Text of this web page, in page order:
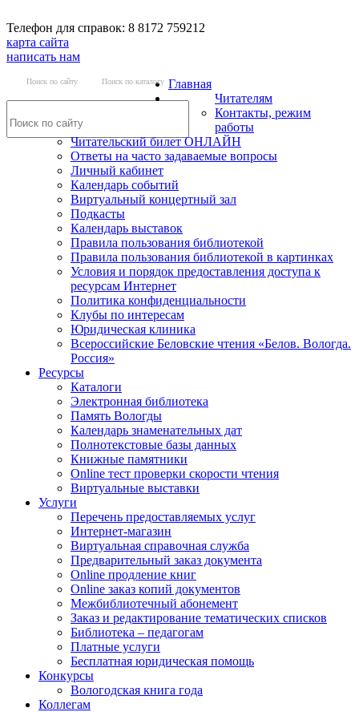
Телефон для справок: 8 8172 759212
карта сайта
написать нам
Поиск по сайту Поиск по каталогу Главная
Читателям
Контакты, режим
работы
Читательский билет ОНЛАЙН
Ответы на часто задаваемые вопросы
Личный кабинет
Календарь событий
Виртуальный концертный зал
Подкасты
Календарь выставок
Правила пользования библиотекой
Правила пользования библиотекой в картинках
Условия и порядок предоставления доступа к
ресурсам Интернет
Политика конфиденциальности
Клубы по интересам
Юридическая клиника
Всероссийские Беловские чтения «Белов. Вологда.
Россия»
Ресурсы
Каталоги
Электронная библиотека
Память Вологды
Календарь знаменательных дат
Полнотекстовые базы данных
Книжные памятники
Online тест проверки скорости чтения
Виртуальные выставки
Услуги
Перечень предоставляемых услуг
Интернет-магазин
Виртуальная справочная служба
Предварительный заказ документа
Online продление книг
Online заказ копий документов
Межбиблиотечный абонемент
Заказ и редактирование тематических списков
Библиотека – педагогам
Платные услуги
Бесплатная юридическая помощь
Конкурсы
Вологодская книга года
Коллегам